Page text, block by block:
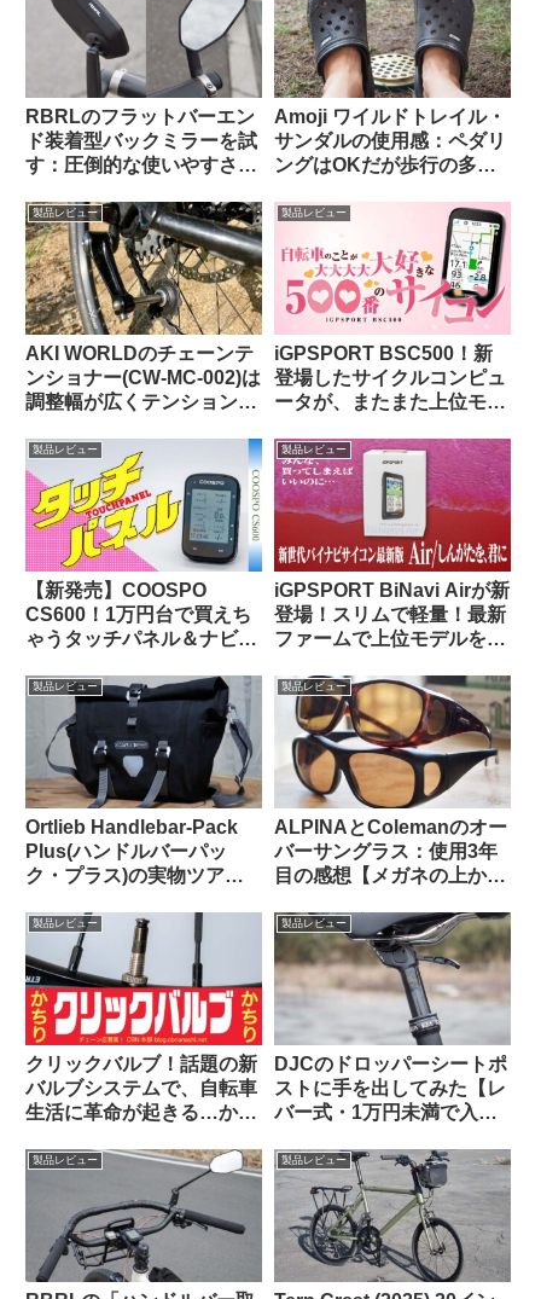
RBRLのフラットバーエン
ド装着型バックミラーを試
す：圧倒的な使いやすさと
い】
Amoji ワイルドトレイル・
サンダルの使用感：ペダリ
ングはOKだが歩行の多い
CROCSの快適さに及ばず
製品レビュー
AKI WORLDのチェーンテ
ンショナー(CW-MC-002)は
調整幅が広くテンションも
製品レビュー
iGPSPORT BSC500！新
登場したサイクルコンピュ
ータが、またまた上位モデ
製品レビュー
【新発売】COOSPO
CS600！1万円台で買えち
ゃうタッチパネル＆ナビ対
タの実力って、どんな感
製品レビュー
iGPSPORT BiNavi Airが新
登場！スリムで軽量！最新
ファームで上位モデルを下
製品レビュー
Ortlieb Handlebar-Pack
Plus(ハンドルバーパッ
ク・プラス)の実物ツア
みよう
製品レビュー
ALPINAとColemanのオー
バーサングラス：使用3年
目の感想【メガネの上から
円】
製品レビュー
クリックバルブ！話題の新
バルブシステムで、自転車
生活に革命が起きる…か
製品レビュー
DJCのドロッパーシートポ
ストに手を出してみた【レ
バー式・1万円未満で入門
製品レビュー 製品レビュー